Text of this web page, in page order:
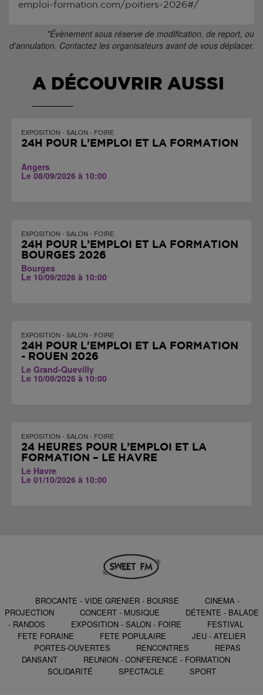
emploi-formation.com/poitiers-2026#/
*Évènement sous réserve de modification, de report, ou
d'annulation. Contactez les organisateurs avant de vous déplacer.
A DÉCOUVRIR AUSSI
EXPOSITION - SALON - FOIRE
24H POUR L’EMPLOI ET LA FORMATION
Angers
Le 08/09/2026 à 10:00
EXPOSITION - SALON - FOIRE
24H POUR L’EMPLOI ET LA FORMATION
BOURGES 2026
Bourges
Le 10/09/2026 à 10:00
EXPOSITION - SALON - FOIRE
24H POUR L'EMPLOI ET LA FORMATION
- ROUEN 2026
Le Grand-Quevilly
Le 10/09/2026 à 10:00
EXPOSITION - SALON - FOIRE
24 HEURES POUR L’EMPLOI ET LA
FORMATION – LE HAVRE
Le Havre
Le 01/10/2026 à 10:00
BROCANTE - VIDE GRENIER - BOURSE
CINEMA -
PROJECTION
CONCERT - MUSIQUE
DÉTENTE - BALADE
- RANDOS
EXPOSITION - SALON - FOIRE
FESTIVAL
FETE FORAINE
FETE POPULAIRE
JEU - ATELIER
PORTES-OUVERTES
RENCONTRES
REPAS
DANSANT
REUNION - CONFERENCE - FORMATION
SOLIDARITÉ
SPECTACLE SPORT